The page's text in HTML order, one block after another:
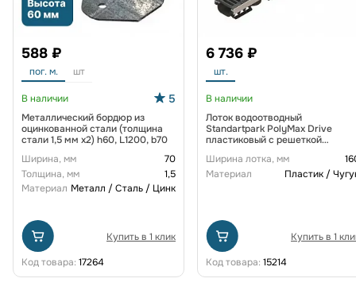
588 ₽
пог. м. шт
В наличии 5
Металлический бордюр из
оцинкованной стали (толщина
стали 1,5 мм x2) h60, L1200, b70
Ширина, мм
70
Толщина, мм
1,5
Материал Металл / Сталь / Цинк
Купить в 1 клик
Код товара: 17264
6 736 ₽
шт.
В наличии
Лоток водоотводный
Standartpark PolyMax Drive
пластиковый с решеткой
(комплект) 0805034-М
Ширина лотка, мм
Материал
Пластик /
Купить в 1
Код товара: 15214